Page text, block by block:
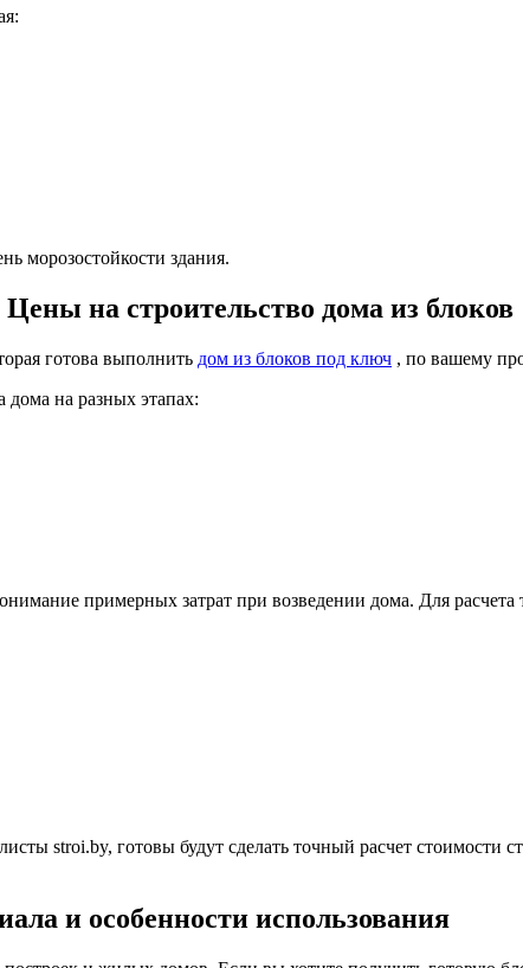
морозостойкости здания.
на строительство дома из блоков
готова выполнить дом из блоков под ключ , по вашему
на разных этапах:
примерных затрат при возведении дома. Для
stroi.by, готовы будут сделать точный расчет стоимости
и особенности использования